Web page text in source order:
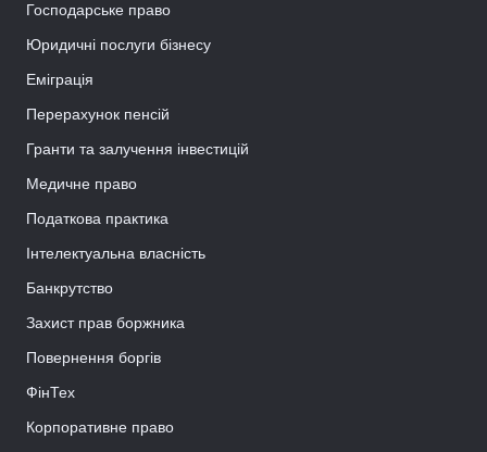
Господарське право
Юридичні послуги бізнесу
Еміграція
Перерахунок пенсій
Гранти та залучення інвестицій
Медичне право
Податкова практика
Інтелектуальна власність
Банкрутство
Захист прав боржника
Повернення боргів
ФінТех
Корпоративне право